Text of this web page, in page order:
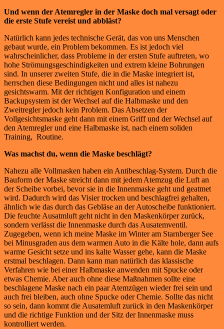
Und wenn der Atemregler in der Maske doch mal versagt oder
die erste Stufe vereist und abbläst?
Natürlich kann jedes technische Gerät, das von uns Menschen
gebaut wurde, ein Problem bekommen. Es ist jedoch viel
wahrscheinlicher, dass Probleme in der ersten Stufe auftreten, wo
hohe Strömungsgeschindigkeiten und extrem kleine Bohrungen
sind. In unserer zweiten Stufe, die in die Maske integriert ist,
herrschen diese Bedingungen nicht und alles ist nahezu
gesichtswarm. Mit der richtigen Konfiguration und einem
Backupsystem ist der Wechsel auf die Halbmaske und den
Zweitregler jedoch kein Problem. Das Absetzen der
Vollgesichtsmaske geht dann mit einem Griff und der Wechsel auf
den Atemregler und eine Halbmaske ist, nach einem soliden
Training, Routine.
Was machst du, wenn die Maske beschlägt?
Nahezu alle Vollmasken haben ein Antibeschlag-System. Durch die
Bauform der Maske streicht dann mit jedem Atemzug die Luft an
der Scheibe vorbei, bevor sie in die Innenmaske geht und geatmet
wird. Dadurch wird das Visier trocken und beschlagfrei gehalten,
ähnlich wie das durch das Gebläse an der Autoscheibe funktioniert.
Die feuchte Ausatmluft geht nicht in den Maskenkörper zurück,
sondern verlässt die Innenmaske durch das Ausatemventil.
Zugegeben, wenn ich meine Maske im Winter am Starnberger See
bei Minusgraden aus dem warmen Auto in die Kälte hole, dann aufs
warme Gesicht setze und ins kalte Wasser gehe, kann die Maske
erstmal beschlagen. Dann kann man natürlich das klassische
Verfahren wie bei einer Halbmaske anwenden mit Spucke oder
etwas Chemie. Aber auch ohne diese Maßnahmen sollte eine
beschlagene Maske nach ein paar Atemzügen wieder frei sein und
auch frei bleiben, auch ohne Spucke oder Chemie. Sollte das nicht
so sein, dann kommt die Ausatemluft zurück in den Maskenkörper
und die richtige Funktion und der Sitz der Innenmaske muss
kontrolliert werden.